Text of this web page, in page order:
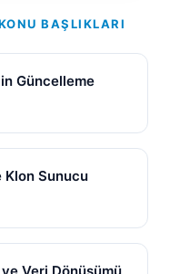
BAŞLIKLARI
Güncelleme
Klon Sunucu